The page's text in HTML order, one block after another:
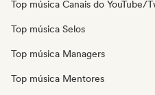
Top música Canais do YouTube/
Top música Selos
Top música Managers
Top música Mentores